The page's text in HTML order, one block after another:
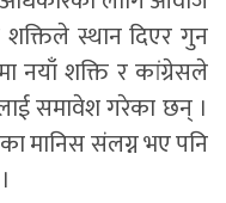
स्थान दिएर गुन
नयाँ शक्ति र कांग्रेसले
समावेश गरेका छन् ।
मानिस संलग्न भए पनि